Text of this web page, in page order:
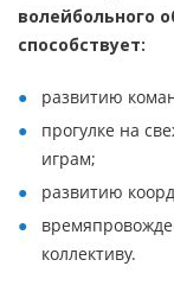
волейбольного
способствует:
развитию
прогулке на
играм;
развитию
коллективу.